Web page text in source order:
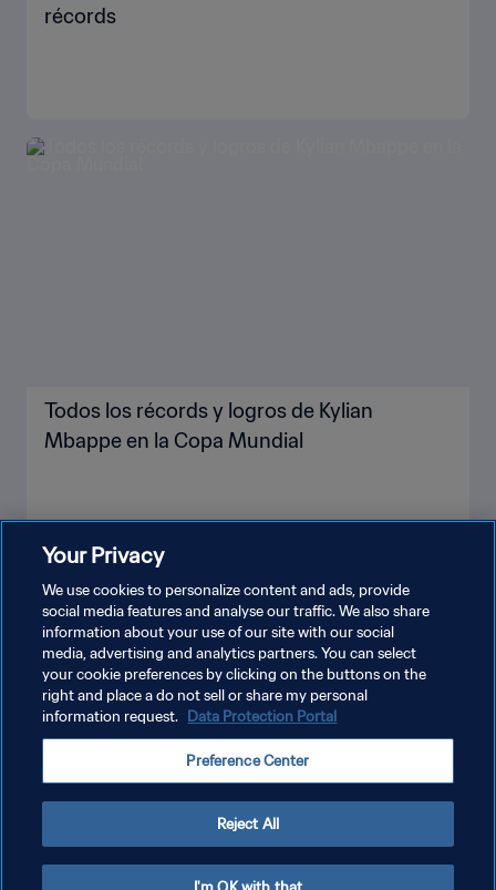
récords
Todos los récords y logros de Kylian
Mbappe en la Copa Mundial
VER MÁS
TÉRMINOS DE SERVICIO
Your Privacy
We use cookies to personalize content and ads, provide
social media features and analyse our traffic. We also share
information about your use of our site with our social
media, advertising and analytics partners. You can select
your cookie preferences by clicking on the buttons on the
right and place a do not sell or share my personal
information request. Data Protection Portal
Preference Center
Reject All